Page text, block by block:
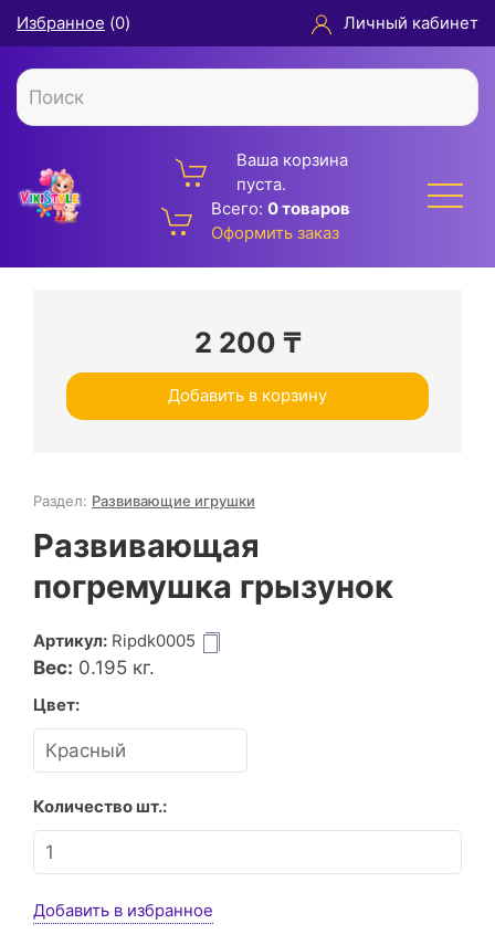
Избранное (0) Личный кабинет
Ваша корзина
пуста.
Всего: 0 товаров
Оформить заказ
2 200 ₸
Добавить в корзину
Раздел: Развивающие игрушки
Развивающая
погремушка грызунок
Артикул: Ripdk0005
Вес: 0.195 кг.
Цвет:
Количество шт.:
Добавить в избранное